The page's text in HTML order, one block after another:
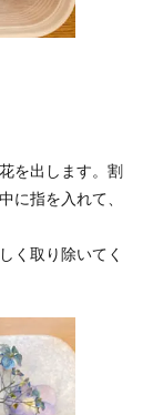
を出します。割
に指を入れて、
く取り除いてく